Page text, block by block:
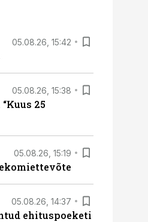
05.08.26, 15:42
05.08.26, 15:38
25
05.08.26, 15:19
05.08.26, 14:37
ehituspoeketi